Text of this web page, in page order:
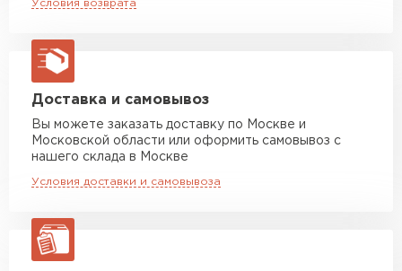
макс. длина груза 13,5 м
Манипулятор до 5 тн
макс. длина груза 6 м
Манипулятор до 10 тн
макс. длина груза 8 м
Манипулятор до 20 тн
Условия возврата
Доставка и самовывоз
Вы можете заказать доставку по Москве и
Московской области или оформить самовывоз с
нашего склада в Москве
Условия доставки и самовывоза